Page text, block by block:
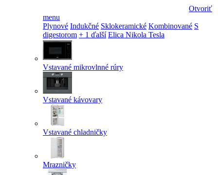
Otvoriť
menu
Plynové Indukčné Sklokeramické Kombinované S
digestorom + 1 ďalší Elica Nikola Tesla
Vstavané mikrovlnné rúry
Vstavané kávovary
Vstavané chladničky
Mrazničky